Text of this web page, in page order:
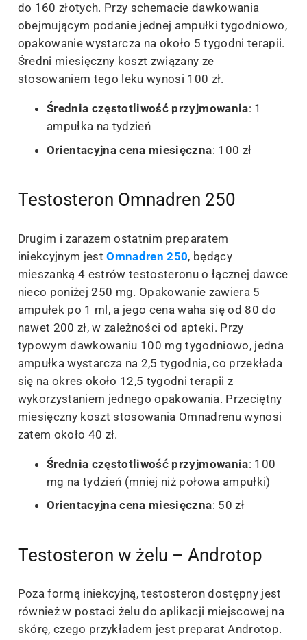
do 160 złotych. Przy schemacie dawkowania
obejmującym podanie jednej ampułki tygodniowo,
opakowanie wystarcza na około 5 tygodni terapii.
Średni miesięczny koszt związany ze
stosowaniem tego leku wynosi 100 zł.
Średnia częstotliwość przyjmowania: 1
ampułka na tydzień
Orientacyjna cena miesięczna: 100 zł
Testosteron Omnadren 250
Drugim i zarazem ostatnim preparatem
iniekcyjnym jestOmnadren 250, będący
mieszanką 4 estrów testosteronu o łącznej dawce
nieco poniżej 250 mg. Opakowanie zawiera 5
ampułek po 1 ml, a jego cena waha się od 80 do
nawet 200 zł, w zależności od apteki. Przy
typowym dawkowaniu 100 mg tygodniowo, jedna
ampułka wystarcza na 2,5 tygodnia, co przekłada
się na okres około 12,5 tygodni terapii z
wykorzystaniem jednego opakowania. Przeciętny
miesięczny koszt stosowania Omnadrenu wynosi
zatem około 40 zł.
Średnia częstotliwość przyjmowania: 100
mg na tydzień (mniej niż połowa ampułki)
Orientacyjna cena miesięczna: 50 zł
Testosteron w żelu – Androtop
Poza formą iniekcyjną, testosteron dostępny jest
również w postaci żelu do aplikacji miejscowej na
skórę, czego przykładem jest preparat Androtop.